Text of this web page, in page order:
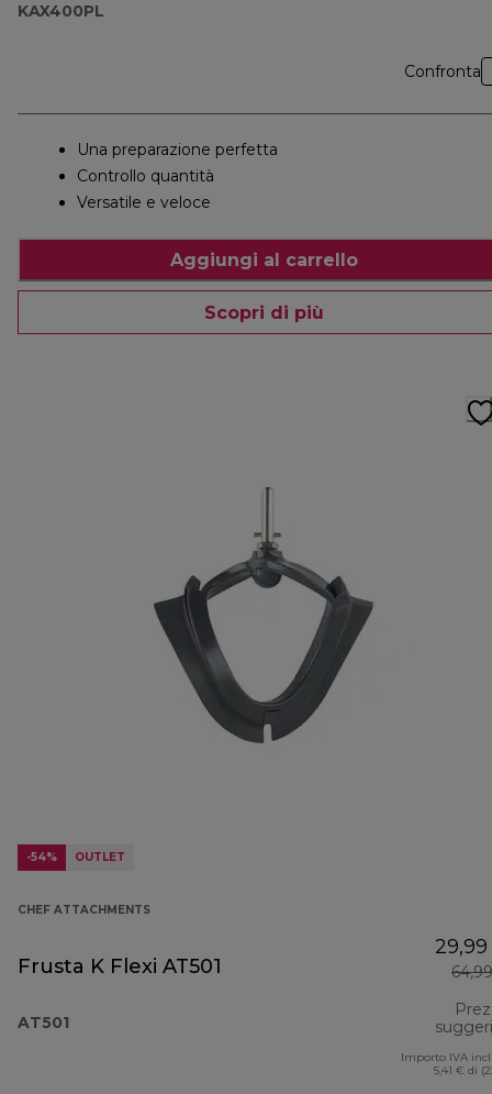
KAX400PL
Confronta
Una preparazione perfetta
Controllo quantità
Versatile e veloce
Aggiungi al carrello
Scopri di più
-54% OUTLET
CHEF ATTACHMENTS
Frusta K Flexi AT501
AT501
Importo IVA
5,41 € di